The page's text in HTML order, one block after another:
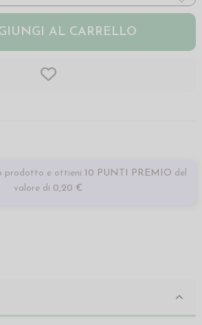
AL CARRELLO
prodotto e ottieni 10 PUNTI PREMIO del
valore di 0,20 €